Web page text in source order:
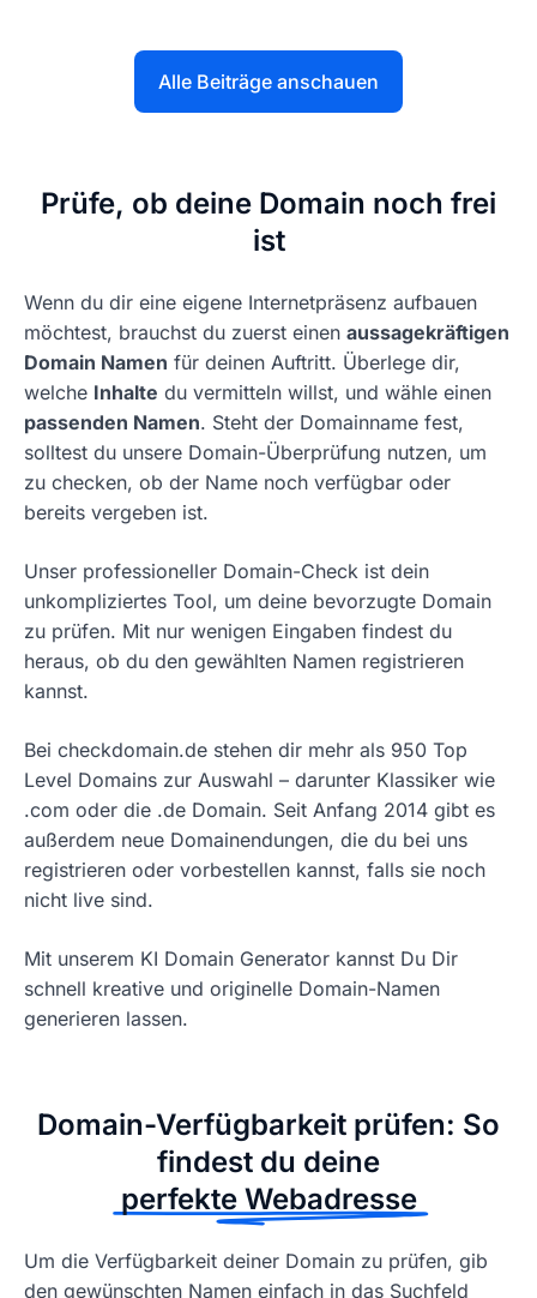
Alle Beiträge anschauen
Prüfe, ob deine Domain noch frei
ist
Wenn du dir eine eigene Internetpräsenz aufbauen
möchtest, brauchst du zuerst einen aussagekräftigen
Domain Namen für deinen Auftritt. Überlege dir,
welche Inhalte du vermitteln willst, und wähle einen
passenden Namen. Steht der Domainname fest,
solltest du unsere Domain-Überprüfung nutzen, um
zu checken, ob der Name noch verfügbar oder
bereits vergeben ist.
Unser professioneller Domain-Check ist dein
unkompliziertes Tool, um deine bevorzugte Domain
zu prüfen. Mit nur wenigen Eingaben findest du
heraus, ob du den gewählten Namen registrieren
kannst.
Bei checkdomain.de stehen dir mehr als 950 Top
Level Domains zur Auswahl – darunter Klassiker wie
.com oder die .de Domain. Seit Anfang 2014 gibt es
außerdem neue Domainendungen, die du bei uns
registrieren oder vorbestellen kannst, falls sie noch
nicht live sind.
Mit unserem KI Domain Generator kannst Du Dir
schnell kreative und originelle Domain-Namen
generieren lassen.
Domain-Verfügbarkeit prüfen: So
findest du deine
perfekte Webadresse
Um die Verfügbarkeit deiner Domain zu prüfen, gib
den gewünschten Namen einfach in das Suchfeld